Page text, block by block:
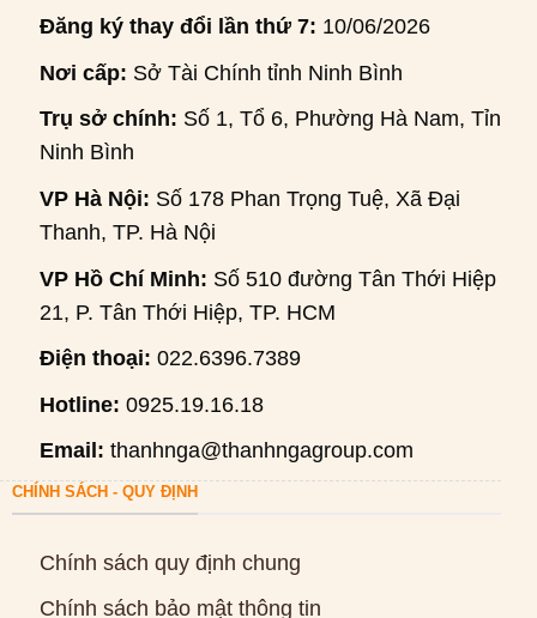
Đăng ký thay đổi lần thứ 7: 10/06/2026
Nơi cấp: Sở Tài Chính tỉnh Ninh Bình
Trụ sở chính: Số 1, Tổ 6, Phường Hà Nam, Tỉnh
Ninh Bình
VP Hà Nội: Số 178 Phan Trọng Tuệ, Xã Đại
Thanh, TP. Hà Nội
VP Hồ Chí Minh: Số 510 đường Tân Thới Hiệp
21, P. Tân Thới Hiệp, TP. HCM
Điện thoại: 022.6396.7389
Hotline: 0925.19.16.18
Email: thanhnga@thanhngagroup.com
CHÍNH SÁCH - QUY ĐỊNH
Chính sách quy định chung
Chính sách bảo mật thông tin